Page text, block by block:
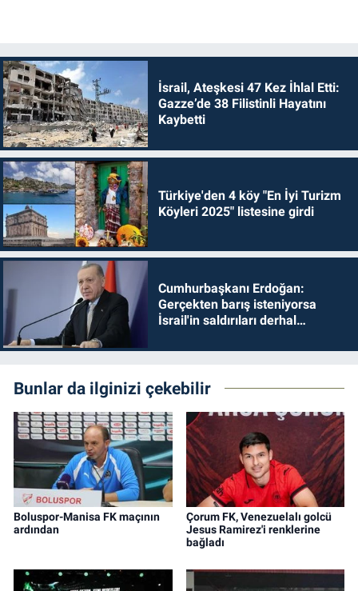
İsrail, Ateşkesi 47 Kez İhlal Etti:
Gazze’de 38 Filistinli Hayatını
Kaybetti
Türkiye'den 4 köy "En İyi Turizm
Köyleri 2025" listesine girdi
Cumhurbaşkanı Erdoğan:
Gerçekten barış isteniyorsa
İsrail'in saldırıları derhal
Bunlar da ilginizi çekebilir
Boluspor-Manisa FK maçının
ardından
Çorum FK, Venezuelalı golcü
Jesus Ramirez'i renklerine
bağladı